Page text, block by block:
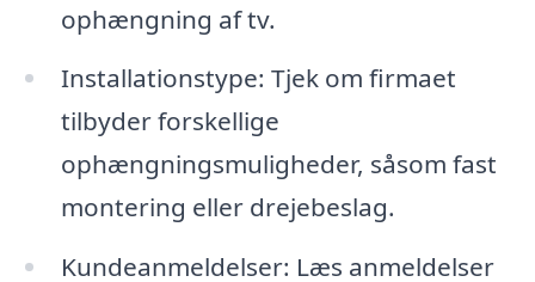
ophængning af tv.
Installationstype: Tjek om firmaet
tilbyder forskellige
ophængningsmuligheder, såsom fast
montering eller drejebeslag.
Kundeanmeldelser: Læs anmeldelser